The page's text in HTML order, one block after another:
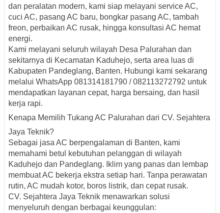
dan peralatan modern, kami siap melayani service AC,
cuci AC, pasang AC baru, bongkar pasang AC, tambah
freon, perbaikan AC rusak, hingga konsultasi AC hemat
energi.
Kami melayani seluruh wilayah Desa Palurahan dan
sekitarnya di Kecamatan Kaduhejo, serta area luas di
Kabupaten Pandeglang, Banten. Hubungi kami sekarang
melalui WhatsApp 081314181790 / 082113272792 untuk
mendapatkan layanan cepat, harga bersaing, dan hasil
kerja rapi.
Kenapa Memilih Tukang AC Palurahan dari CV. Sejahtera
Jaya Teknik?
Sebagai jasa AC berpengalaman di Banten, kami
memahami betul kebutuhan pelanggan di wilayah
Kaduhejo dan Pandeglang. Iklim yang panas dan lembap
membuat AC bekerja ekstra setiap hari. Tanpa perawatan
rutin, AC mudah kotor, boros listrik, dan cepat rusak.
CV. Sejahtera Jaya Teknik menawarkan solusi
menyeluruh dengan berbagai keunggulan: